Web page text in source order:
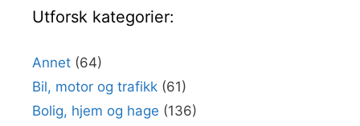
Utforsk kategorier:
Annet (64)
Bil, motor og trafikk (61)
Bolig, hjem og hage (136)